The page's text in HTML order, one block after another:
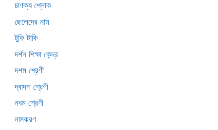
চাণক্য শ্লোক
ছেলেদের নাম
টুকি টাকি
দর্শন শিক্ষা কেন্দ্র
দশম শ্রেণী
দ্বাদশ শ্রেণী
নবম শ্রেণী
নামকরণ